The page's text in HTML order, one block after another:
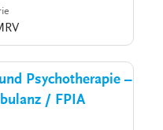
Psychotherapie –
/ FPIA